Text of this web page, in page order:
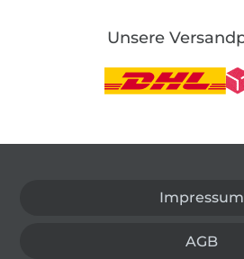
Unsere
Impressum
AGB